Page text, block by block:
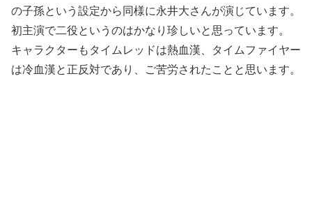
の子孫という設定から同様に永井大さんが演じています。
初主演で二役というのはかなり珍しいと思っています。
キャラクターもタイムレッドは熱血漢、タイムファイヤー
は冷血漢と正反対であり、ご苦労されたことと思います。